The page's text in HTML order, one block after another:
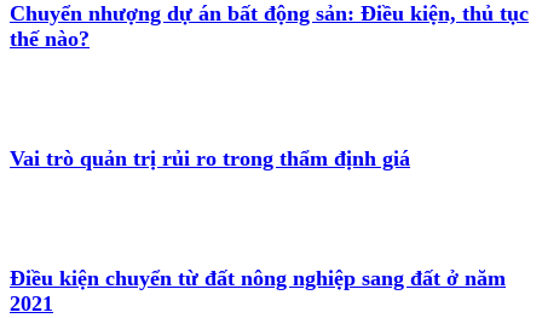
Chuyển nhượng dự án bất động sản: Điều kiện, thủ tục
thế nào?
Vai trò quản trị rủi ro trong thẩm định giá
Điều kiện chuyển từ đất nông nghiệp sang đất ở năm
2021